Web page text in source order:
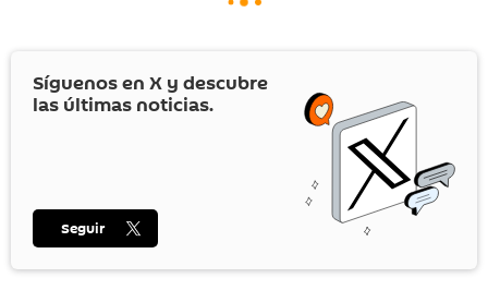
Síguenos en X y descubre
las últimas noticias.
Seguir